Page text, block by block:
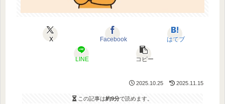
X Facebook はてブ
LINE コピー
2025.10.25 2025.11.15
この記事は約9分で読めます。